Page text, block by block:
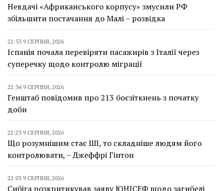
Невдачі «Африканського корпусу» змусили РФ
збільшити постачання до Малі – розвідка
22:53 9 СЕРПНЯ, 2026
Іспанія почала перевіряти пасажирів з Італії через
суперечку щодо контролю міграції
22:34 9 СЕРПНЯ, 2026
Генштаб повідомив про 213 боєзіткнень з початку
доби
22:23 9 СЕРПНЯ, 2026
Що розумнішим стає ШІ, то складніше людям його
контролювати, – Джеффрі Гінтон
22:03 9 СЕРПНЯ, 2026
Сибіга розкритикував заяву ЮНІСЕФ щодо загибелі